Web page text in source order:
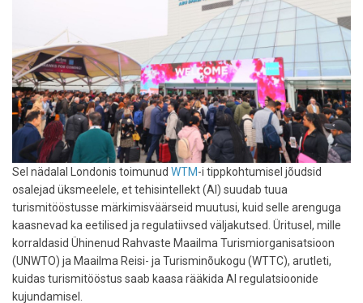
Sel nädalal Londonis toimunud WTM-i tippkohtumisel jõudsid
osalejad üksmeelele, et tehisintellekt (AI) suudab tuua
turismitööstusse märkimisväärseid muutusi, kuid selle arenguga
kaasnevad ka eetilised ja regulatiivsed väljakutsed. Üritusel, mille
korraldasid Ühinenud Rahvaste Maailma Turismiorganisatsioon
(UNWTO) ja Maailma Reisi- ja Turisminõukogu (WTTC), arutleti,
kuidas turismitööstus saab kaasa rääkida AI regulatsioonide
kujundamisel.